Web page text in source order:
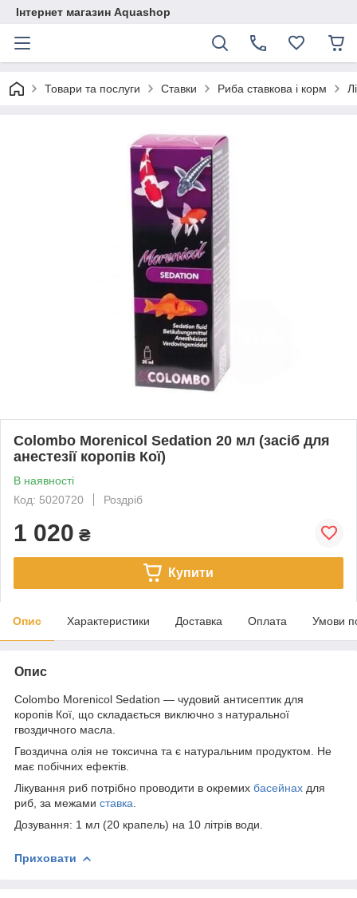
Інтернет магазин Aquashop
Товари та послуги Ставки Риба ставкова і корм
Colombo Morenicol Sedation 20 мл (засіб для
анестезії коропів Кої)
В наявності
Код: 5020720
Роздріб
1 020 ₴
Купити
Опис Характеристики Доставка Оплата Умови
Опис
Colombo Morenicol Sedation — чудовий антисептик для
коропів Кої, що складається виключно з натуральної
гвоздичного масла.
Гвоздична олія не токсична та є натуральним продуктом. Не
має побічних ефектів.
Лікування риб потрібно проводити в окремих басейнах для
риб, за межами ставка
Дозування: 1 мл (20 крапель) на 10 літрів води.
Приховати